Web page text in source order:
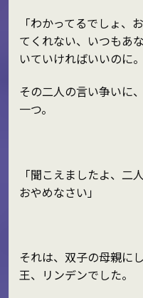
「わかってるでしょ、
てくれない、いつもあ
いていければいいのに
その二人の言い争いに
一つ。
「聞こえましたよ、二
おやめなさい」
それは、双子の母親に
王、リンデンでした。